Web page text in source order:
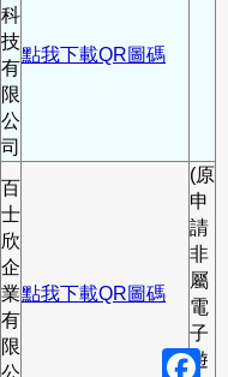
科
技
有
限
公
司
點我下載QR圖碼
百
士
欣
企
業
有
限
公
點我下載QR圖碼
(原
申
請
非
屬
電
子
遊